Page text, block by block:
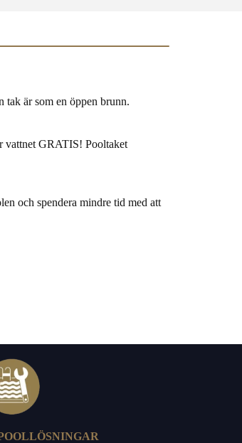
tak är som en öppen brunn.
vattnet GRATIS! Pooltaket
och spendera mindre tid med att